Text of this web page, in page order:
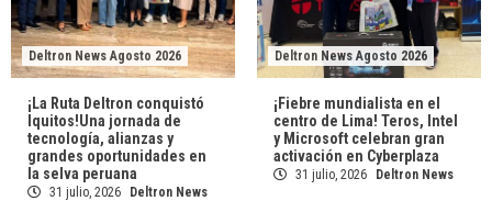
Deltron News Agosto 2026
¡La Ruta Deltron conquistó
Iquitos!Una jornada de
tecnología, alianzas y
grandes oportunidades en
la selva peruana
31 julio, 2026 Deltron News
Deltron News Agosto 2026
¡Fiebre mundialista en el
centro de Lima! Teros, Intel
y Microsoft celebran gran
activación en Cyberplaza
31 julio, 2026 Deltron News